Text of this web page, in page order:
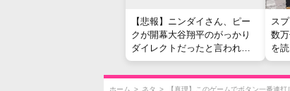
【悲報】ニンダイさん、ピー
クが開幕大谷翔平のがっかり
ダイレクトだったと言われて
しまう
ス
数
を
ホーム > ネタ > 【真理】このゲームでボタン一番連